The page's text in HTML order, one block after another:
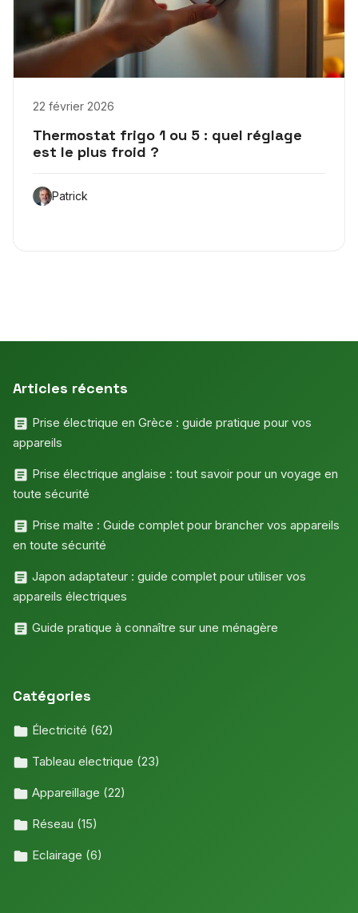
22 février 2026
Thermostat frigo 1 ou 5 : quel réglage
est le plus froid ?
Patrick
Articles récents
Prise électrique en Grèce : guide pratique pour vos
appareils
Prise électrique anglaise : tout savoir pour un voyage en
toute sécurité
Prise malte : Guide complet pour brancher vos appareils
en toute sécurité
Japon adaptateur : guide complet pour utiliser vos
appareils électriques
Guide pratique à connaître sur une ménagère
Catégories
Électricité (62)
Tableau electrique (23)
Appareillage (22)
Réseau (15)
Eclairage (6)